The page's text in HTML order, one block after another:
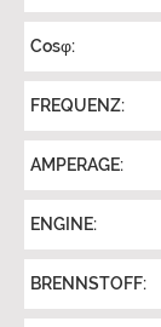
Cosφ:
FREQUENZ:
AMPERAGE:
ENGINE:
BRENNSTOFF: